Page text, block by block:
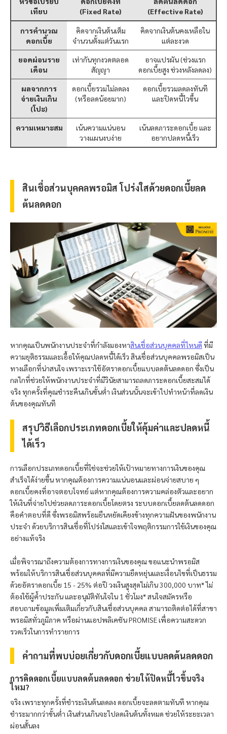
เทียบ
(Fixed Rate)
(Effective Rate)
การคำนวณ
ดอกเบี้ย
คิดจากเงินต้นเต็ม
จำนวนตั้งแต่วันแรก
คิดจากเงินต้นคงเหลือใน
แต่ละงวด
ยอดผ่อนราย
เดือน
เท่ากันทุกงวดตลอด
สัญญา
อาจแปรผัน (ช่วงแรก
ดอกเบี้ยสูง ช่วงหลังลดลง)
ผลจากการ
จ่ายเงินเกิน
(โปะ)
ดอกเบี้ยรวมไม่ลดลง
(หรือลดน้อยมาก)
ดอกเบี้ยรวมลดลงทันที
และปิดหนี้ไวขึ้น
ความเหมาะสม
เน้นความแน่นอน
วางแผนงบง่าย
เน้นลดภาระดอกเบี้ย และ
อยากปลดหนี้เร็ว
สินเชื่อส่วนบุคคลพรอมิสโปร่งใสด้วยดอกเบี้ยลด
ต้นลดดอก
หากคุณเป็นพนักงานประจำที่กำลังมองหาสินเชื่อส่วนบุคคลที่ไหนดี ที่มี
ความยุติธรรมและเอื้อให้คุณปลดหนี้ได้เร็ว สินเชื่อส่วนบุคคลพรอมิสเป็น
ทางเลือกที่น่าสนใจ เพราะเราใช้อัตราดอกเบี้ยแบบลดต้นลดดอก ซึ่งเป็น
กลไกที่ช่วยให้พนักงานประจำที่มีวินัยสามารถลดภาระดอกเบี้ยสะสมได้
จริง ทุกครั้งที่คุณชำระคืนเกินขั้นต่ำ เงินส่วนนั้นจะเข้าไปทำหน้าที่ลดเงิน
ต้นของคุณทันที
สรุปวิธีเลือกประเภทดอกเบี้ยให้คุ้มค่าและปลดหนี้
ได้เร็ว
การเลือกประเภทดอกเบี้ยที่ใช่จะช่วยให้เป้าหมายทางการเงินของคุณ
สำเร็จได้ง่ายขึ้น หากคุณต้องการความแน่นอนและผ่อนจ่ายสบาย ๆ
ดอกเบี้ยคงที่อาจตอบโจทย์ แต่หากคุณต้องการความคล่องตัวและอยาก
ให้เงินที่จ่ายไปช่วยลดภาระดอกเบี้ยโดยตรง ระบบดอกเบี้ยลดต้นลดดอก
คือคำตอบที่ดี ซึ่งพรอมิสพร้อมยืนหยัดเคียงข้างทุกความฝันของพนักงาน
ประจำ ด้วยบริการสินเชื่อที่โปร่งใสและเข้าใจพฤติกรรมการใช้เงินของคุณ
อย่างแท้จริง
เมื่อพิจารณาถึงความต้องการทางการเงินของคุณ ขอแนะนำพรอมิส
พร้อมให้บริการสินเชื่อส่วนบุคคลที่มีความยืดหยุ่นและเงื่อนไขที่เป็นธรรม
ด้วยอัตราดอกเบี้ย 15 - 25% ต่อปี วงเงินสูงสุดไม่เกิน 300,000 บาท* ไม่
ต้องใช้ผู้ค้ำประกัน และอนุมัติทันใจใน 1 ชั่วโมง* สนใจสมัครหรือ
สอบถามข้อมูลเพิ่มเติมเกี่ยวกับสินเชื่อส่วนบุคคล สามารถติดต่อได้ที่สาขา
พรอมิสทั่วภูมิภาค หรือผ่านแอปพลิเคชัน PROMISE เพื่อความสะดวก
รวดเร็วในการทำรายการ
คำถามที่พบบ่อยเกี่ยวกับดอกเบี้ยแบบลดต้นลดดอก
การคิดดอกเบี้ยแบบลดต้นลดดอก ช่วยให้ปิดหนี้ไวขึ้นจริง
ไหม?
จริง เพราะทุกครั้งที่ชำระเงินต้นลดลง ดอกเบี้ยจะลดตามทันที หากคุณ
ชำระมากกว่าขั้นต่ำ เงินส่วนเกินจะไปลดเงินต้นทั้งหมด ช่วยให้ระยะเวลา
ผ่อนสั้นลง